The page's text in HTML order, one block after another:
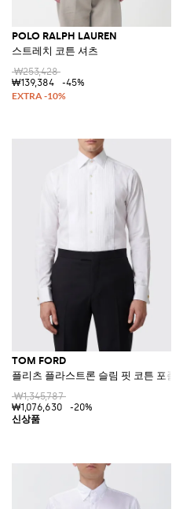
POLO RALPH LAUREN
스트레치 코튼 셔츠
₩253,428
₩139,384
-45%
TOM FORD
플리츠 플라스트론 슬림 핏 코튼 포
₩1,345,787
₩1,076,630
-20%